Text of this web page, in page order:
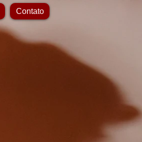
Contato